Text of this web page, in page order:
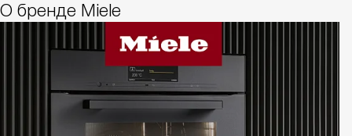
О бренде Miele